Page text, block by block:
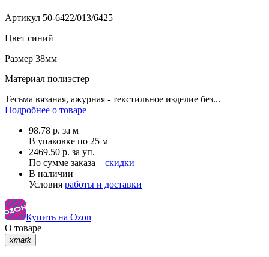
Артикул 50-6422/013/6425
Цвет синий
Размер 38мм
Материал полиэстер
Тесьма вязаная, ажурная - текстильное изделие без...
Подробнее о товаре
98.78 р. за м
В упаковке по 25 м
2469.50 р. за уп.
По сумме заказа – скидки
В наличии
Условия работы и доставки
Купить на Ozon
О товаре
xmark